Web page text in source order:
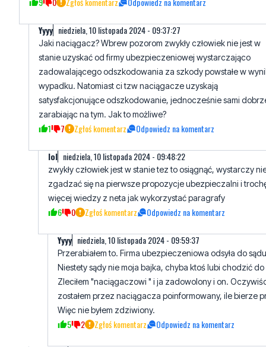
Yyyy niedziela, 10 listopada 2024 - 09:37:27
Jaki naciągacz? Wbrew pozorom zwykły człowiek nie jest w
stanie uzyskać od firmy ubezpieczeniowej wystarczająco
zadowalającego odszkodowania za szkody powstałe w
wypadku. Natomiast ci tzw naciągacze uzyskają
satysfakcjonujące odszkodowanie, jednocześnie sami
zarabiając na tym. Jak to możliwe?
1 7 Zgłoś komentarz Odpowiedz na komentarz
lol niedziela, 10 listopada 2024 - 09:48:22
zwykły człowiek jest w stanie tez to osiągnąć, wystarczy
zgadzać się na pierwsze propozycje ubezpieczalni i
więcej wiedzy z neta jak wykorzystać paragrafy
6 0 Zgłoś komentarz Odpowiedz na komentarz
Yyyy niedziela, 10 listopada 2024 - 09:59:37
Przerabiałem to. Firma ubezpieczeniowa odsyła do
Niestety sądy nie moja bajka, chyba ktoś lubi chodzić do
Zleciłem "naciągaczowi " i ja zadowolony i on.
zostałem przez naciągacza poinformowany, ile bierze
Więc nie byłem zdziwiony.
5 2 Zgłoś komentarz Odpowiedz na komentarz